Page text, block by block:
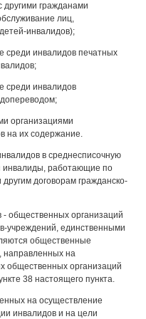
гражданами
лиц,
инвалидов);
среди инвалидов печатных
среди инвалидов
организациями
на их содержание.
в среднесписочную
инвалиды, работающие по
договорам гражданско-
общественных организаций
учреждений, единственными
общественные
направленных на
общественных организаций
38 настоящего пункта.
на осуществление
инвалидов и на цели